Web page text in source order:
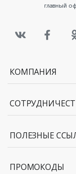
главный
КОМПАНИЯ
ПОЛЕЗНЫЕ
ПРОМОКОДЫ